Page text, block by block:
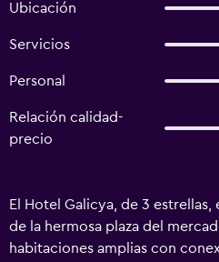
Ubicación
Servicios
Personal
Relación calidad-
precio
El Hotel Galicya, de 3 estrellas,
de la hermosa plaza del
habitaciones amplias con